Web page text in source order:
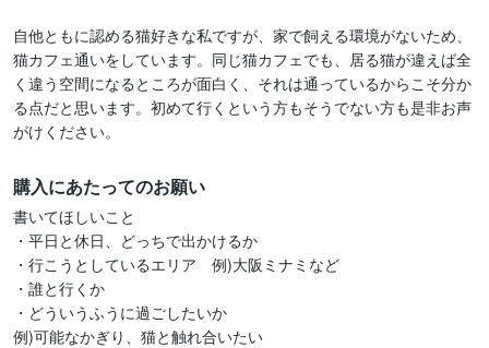
自他ともに認める猫好きな私ですが、家で飼える環境がないため、
猫カフェ通いをしています。同じ猫カフェでも、居る猫が違えば全
く違う空間になるところが面白く、それは通っているからこそ分か
る点だと思います。初めて行くという方もそうでない方も是非お声
がけください。
購入にあたってのお願い
書いてほしいこと
・平日と休日、どっちで出かけるか
・行こうとしているエリア　例)大阪ミナミなど
・誰と行くか
・どういうふうに過ごしたいか
例)可能なかぎり、猫と触れ合いたい